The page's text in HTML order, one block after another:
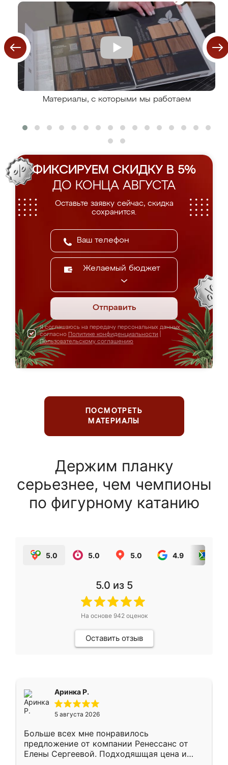
Материалы, с которыми мы работаем
ФИКСИРУЕМ СКИДКУ В 5%
ДО КОНЦА АВГУСТА
Оставьте заявку сейчас, скидка
сохранится.
Желаемый бюджет
Отправить
Я соглашаюсь на передачу персональных данных
согласно Политике конфиденциальности
Пользовательскому соглашению
ПОСМОТРЕТЬ
МАТЕРИАЛЫ
Держим планку
серьезнее, чем чемпионы
по фигурному катанию
5.0 5.0 5.0 4.9
5.0 из 5
На основе 942оценок
Оставить отзыв
Аринка Р.
5 августа 2026
Больше всех мне понравилось
предложение от компании Ренессанс от
Елены Сергеевой. Подходяшщая цена и